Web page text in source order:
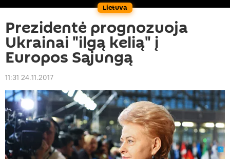
Lietuva
Prezidentė prognozuoja
Ukrainai "ilgą kelią" į
Europos Sąjungą
11:31 24.11.2017